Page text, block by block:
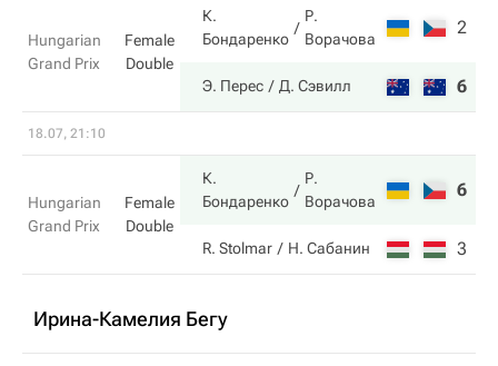
Hungarian
Grand Prix
Female
Double
К.
Бондаренко
Р.
Ворачова
2
Э. Перес Д. Сэвилл 6
18.07, 21:10
Hungarian
Grand Prix
Female
Double
К.
Бондаренко
Р.
Ворачова
6
R. Stolmar Н. Сабанин 3
Ирина-Камелия Бегу